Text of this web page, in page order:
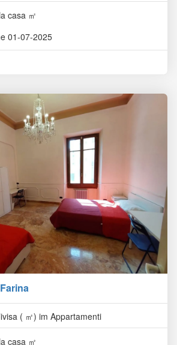
casa ㎡
01-07-2025
( ㎡) im Appartamenti
casa ㎡